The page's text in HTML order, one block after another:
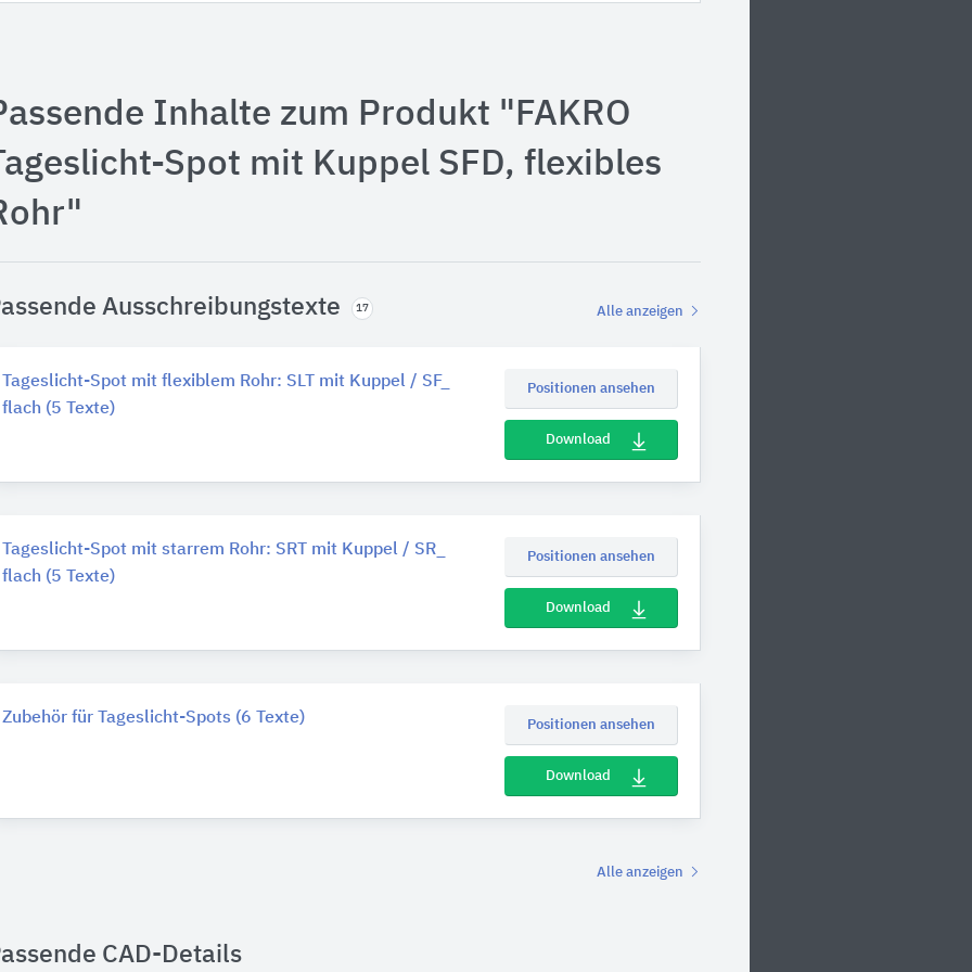
Inhalte zum Produkt "FAKRO
Spot mit Kuppel SFD, flexibles
Ausschreibungstexte 17 Alle anzeigen
Tageslicht-Spot mit flexiblem Rohr: SLT mit Kuppel / SF_
flach (5 Texte)
Positionen ansehen
Download
Tageslicht-Spot mit starrem Rohr: SRT mit Kuppel / SR_
flach (5 Texte)
Positionen ansehen
Download
Zubehör für Tageslicht-Spots (6 Texte) Positionen ansehen
Download
Alle anzeigen
CAD-Details